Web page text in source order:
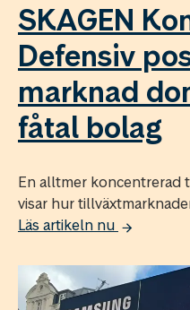
SKAGEN
Defensiv
marknad
fåtal bolag
En alltmer koncentrerad
visar hur
Läs artikeln nu